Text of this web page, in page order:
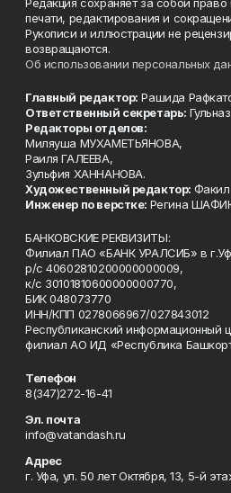
печати, редактирования и
Рукописи и иллюстрации не
возвращаются.
Об использовании персональных
Главный редактор: Рашида
Ответственный секретарь:
Редакторы отделов:
Миляуша МУХАМЕТЬЯНОВА,
Раиля ГАЛЕЕВА,
Зульфия ХАННАНОВА.
Художественный редактор:
Инженер по верстке: Регина
БАНКОВСКИЕ РЕКВИЗИТЫ:
Филиал ПАО «БАНК УРАЛСИБ» в
р/с 40602810200000000009,
к/с 30101810600000000770,
БИК 048073770
ИНН/КПП 0278066967/027843012
Республиканский информационный
филиал АО ИД «Республика
Телефон
8(347)272-16-41
Эл. почта
info@vatandash.ru
Адрес
г. Уфа, ул. 50 лет Октября, 13, 5-й